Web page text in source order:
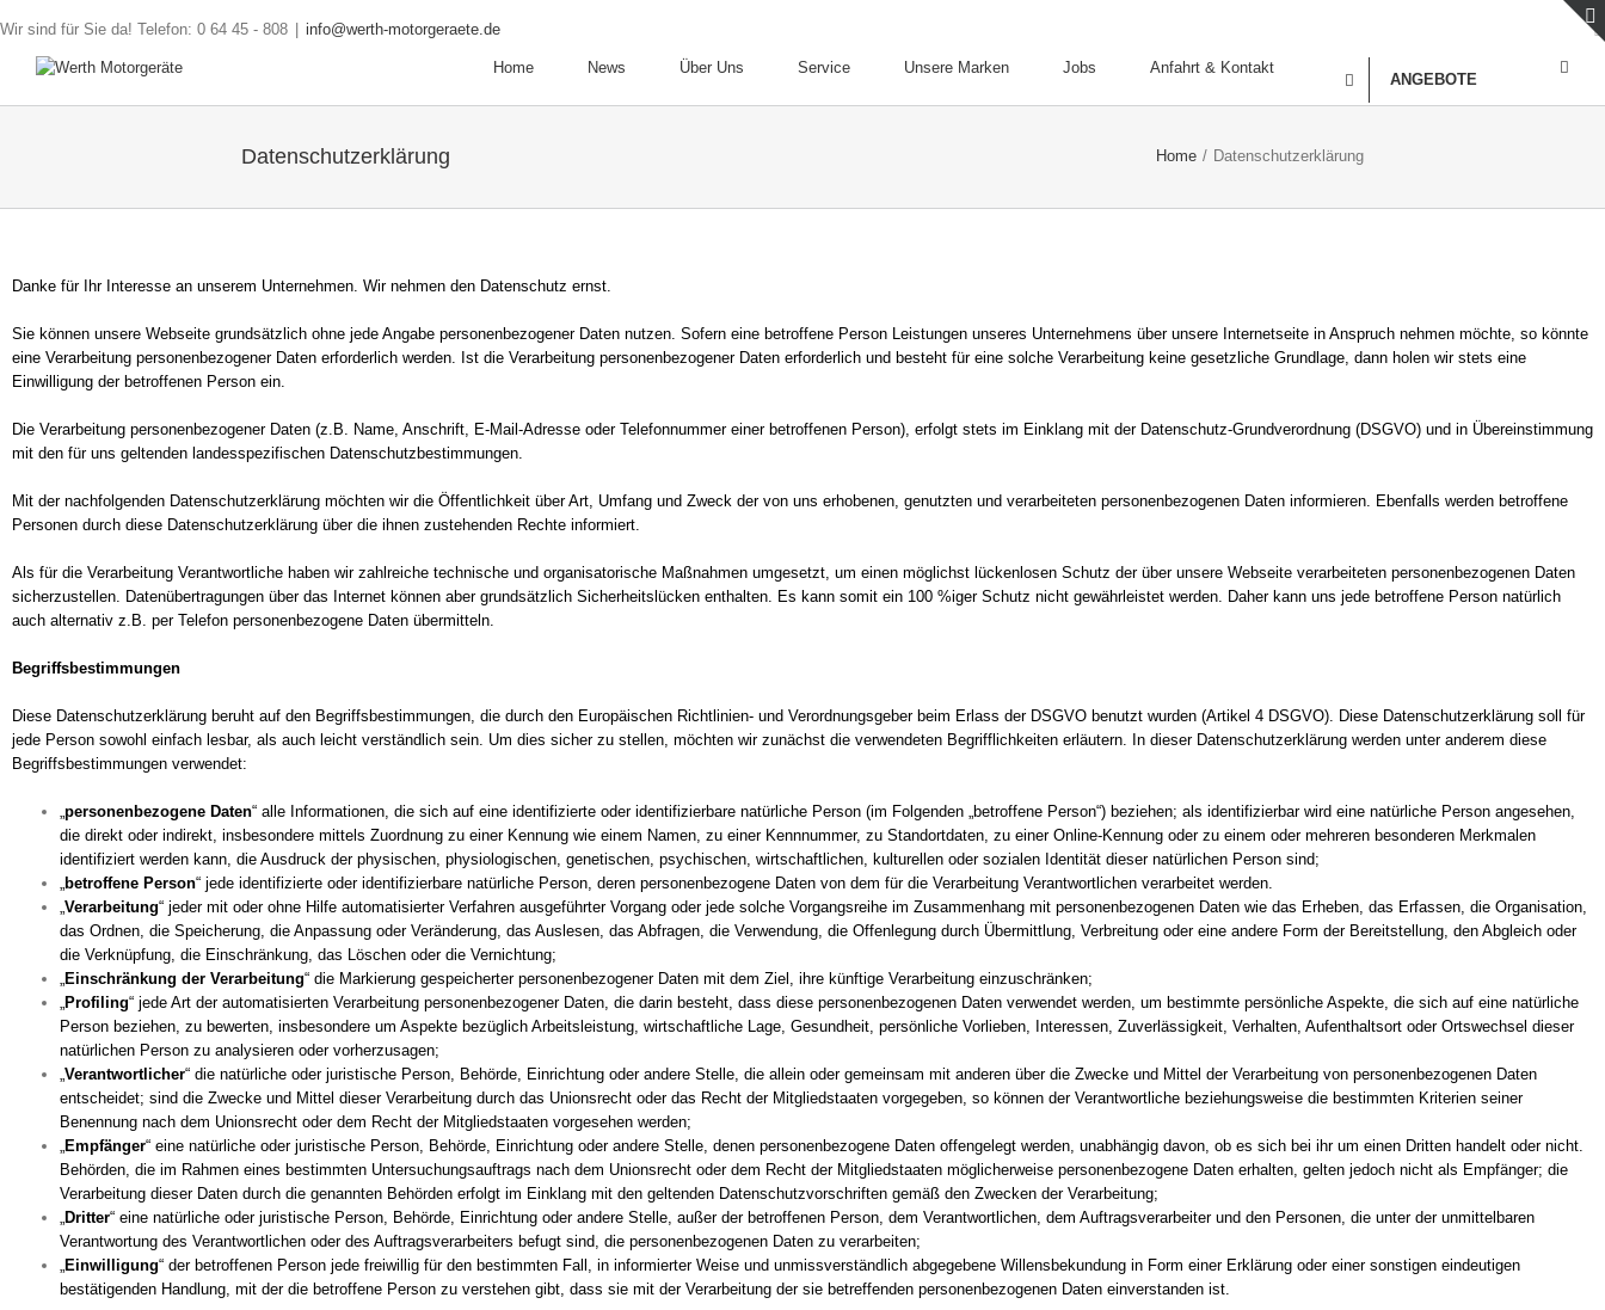
Wir sind für Sie da! Telefon: 0 64 45 - 808 info@werth-motorgeraete.de
Home News Über Uns Service Unsere Marken Jobs Anfahrt & Kontakt
ANGEBOTE
Datenschutzerklärung Home / Datenschutzerklärung
Danke für Ihr Interesse an unserem Unternehmen. Wir nehmen den Datenschutz ernst.
Sie können unsere Webseite grundsätzlich ohne jede Angabe personenbezogener Daten nutzen. Sofern eine betroffene Person Leistungen unseres Unternehmens über unsere Internetseite in Anspruch nehmen möchte, so könnte
eine Verarbeitung personenbezogener Daten erforderlich werden. Ist die Verarbeitung personenbezogener Daten erforderlich und besteht für eine solche Verarbeitung keine gesetzliche Grundlage, dann holen wir stets eine
Einwilligung der betroffenen Person ein.
Die Verarbeitung personenbezogener Daten (z.B. Name, Anschrift, E-Mail-Adresse oder Telefonnummer einer betroffenen Person), erfolgt stets im Einklang mit der Datenschutz-Grundverordnung (DSGVO) und in Übereinstimmung
mit den für uns geltenden landesspezifischen Datenschutzbestimmungen.
Mit der nachfolgenden Datenschutzerklärung möchten wir die Öffentlichkeit über Art, Umfang und Zweck der von uns erhobenen, genutzten und verarbeiteten personenbezogenen Daten informieren. Ebenfalls werden betroffene
Personen durch diese Datenschutzerklärung über die ihnen zustehenden Rechte informiert.
Als für die Verarbeitung Verantwortliche haben wir zahlreiche technische und organisatorische Maßnahmen umgesetzt, um einen möglichst lückenlosen Schutz der über unsere Webseite verarbeiteten personenbezogenen Daten
sicherzustellen. Datenübertragungen über das Internet können aber grundsätzlich Sicherheitslücken enthalten. Es kann somit ein 100 %iger Schutz nicht gewährleistet werden. Daher kann uns jede betroffene Person natürlich
auch alternativ z.B. per Telefon personenbezogene Daten übermitteln.
Begriffsbestimmungen
Diese Datenschutzerklärung beruht auf den Begriffsbestimmungen, die durch den Europäischen Richtlinien- und Verordnungsgeber beim Erlass der DSGVO benutzt wurden (Artikel 4 DSGVO). Diese Datenschutzerklärung soll für
jede Person sowohl einfach lesbar, als auch leicht verständlich sein. Um dies sicher zu stellen, möchten wir zunächst die verwendeten Begrifflichkeiten erläutern. In dieser Datenschutzerklärung werden unter anderem diese
Begriffsbestimmungen verwendet:
„personenbezogene Daten“ alle Informationen, die sich auf eine identifizierte oder identifizierbare natürliche Person (im Folgenden „betroffene Person“) beziehen; als identifizierbar wird eine natürliche Person angesehen,
die direkt oder indirekt, insbesondere mittels Zuordnung zu einer Kennung wie einem Namen, zu einer Kennnummer, zu Standortdaten, zu einer Online-Kennung oder zu einem oder mehreren besonderen Merkmalen
identifiziert werden kann, die Ausdruck der physischen, physiologischen, genetischen, psychischen, wirtschaftlichen, kulturellen oder sozialen Identität dieser natürlichen Person sind;
„betroffene Person“ jede identifizierte oder identifizierbare natürliche Person, deren personenbezogene Daten von dem für die Verarbeitung Verantwortlichen verarbeitet werden.
„Verarbeitung“ jeder mit oder ohne Hilfe automatisierter Verfahren ausgeführter Vorgang oder jede solche Vorgangsreihe im Zusammenhang mit personenbezogenen Daten wie das Erheben, das Erfassen, die Organisation,
das Ordnen, die Speicherung, die Anpassung oder Veränderung, das Auslesen, das Abfragen, die Verwendung, die Offenlegung durch Übermittlung, Verbreitung oder eine andere Form der Bereitstellung, den Abgleich oder
die Verknüpfung, die Einschränkung, das Löschen oder die Vernichtung;
„Einschränkung der Verarbeitung“ die Markierung gespeicherter personenbezogener Daten mit dem Ziel, ihre künftige Verarbeitung einzuschränken;
„Profiling“ jede Art der automatisierten Verarbeitung personenbezogener Daten, die darin besteht, dass diese personenbezogenen Daten verwendet werden, um bestimmte persönliche Aspekte, die sich auf eine natürliche
Person beziehen, zu bewerten, insbesondere um Aspekte bezüglich Arbeitsleistung, wirtschaftliche Lage, Gesundheit, persönliche Vorlieben, Interessen, Zuverlässigkeit, Verhalten, Aufenthaltsort oder Ortswechsel dieser
natürlichen Person zu analysieren oder vorherzusagen;
„Verantwortlicher“ die natürliche oder juristische Person, Behörde, Einrichtung oder andere Stelle, die allein oder gemeinsam mit anderen über die Zwecke und Mittel der Verarbeitung von personenbezogenen Daten
entscheidet; sind die Zwecke und Mittel dieser Verarbeitung durch das Unionsrecht oder das Recht der Mitgliedstaaten vorgegeben, so können der Verantwortliche beziehungsweise die bestimmten Kriterien seiner
Benennung nach dem Unionsrecht oder dem Recht der Mitgliedstaaten vorgesehen werden;
„Empfänger“ eine natürliche oder juristische Person, Behörde, Einrichtung oder andere Stelle, denen personenbezogene Daten offengelegt werden, unabhängig davon, ob es sich bei ihr um einen Dritten handelt oder nicht.
Behörden, die im Rahmen eines bestimmten Untersuchungsauftrags nach dem Unionsrecht oder dem Recht der Mitgliedstaaten möglicherweise personenbezogene Daten erhalten, gelten jedoch nicht als Empfänger; die
Verarbeitung dieser Daten durch die genannten Behörden erfolgt im Einklang mit den geltenden Datenschutzvorschriften gemäß den Zwecken der Verarbeitung;
„Dritter“ eine natürliche oder juristische Person, Behörde, Einrichtung oder andere Stelle, außer der betroffenen Person, dem Verantwortlichen, dem Auftragsverarbeiter und den Personen, die unter der unmittelbaren
Verantwortung des Verantwortlichen oder des Auftragsverarbeiters befugt sind, die personenbezogenen Daten zu verarbeiten;
„Einwilligung“ der betroffenen Person jede freiwillig für den bestimmten Fall, in informierter Weise und unmissverständlich abgegebene Willensbekundung in Form einer Erklärung oder einer sonstigen eindeutigen
bestätigenden Handlung, mit der die betroffene Person zu verstehen gibt, dass sie mit der Verarbeitung der sie betreffenden personenbezogenen Daten einverstanden ist.